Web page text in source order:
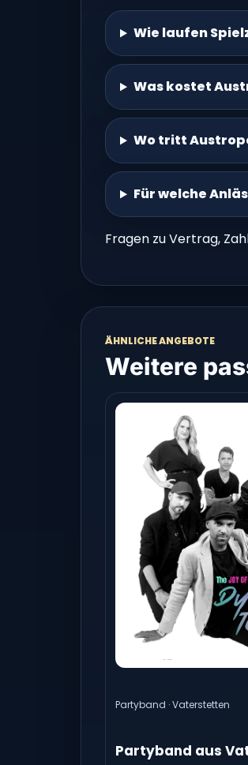
Wie laufen
Was kostet
Wo tritt
Für welche
Fragen zu Vertrag,
ÄHNLICHE ANGEBOTE
Weitere
Partyband · Vaterstetten
Partyband aus